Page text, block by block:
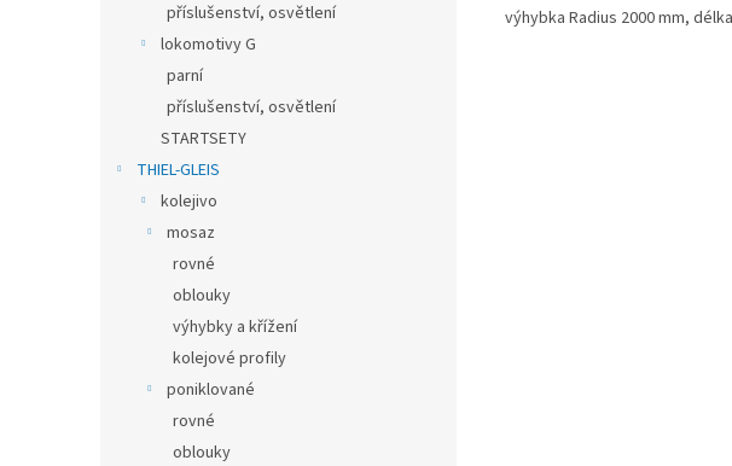
příslušenství, osvětlení
lokomotivy G
parní
příslušenství, osvětlení
STARTSETY
THIEL-GLEIS
kolejivo
mosaz
rovné
oblouky
výhybky a křížení
kolejové profily
poniklované
rovné
oblouky
výhybka Radius 2000 mm,